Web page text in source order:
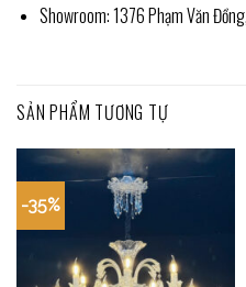
Showroom: 1376 Phạm Văn
SẢN PHẨM TƯƠNG TỰ
-35%